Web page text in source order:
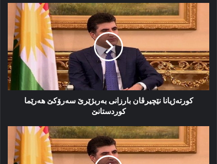
كورتەژیانا
نێچیرڤان
بارزانی
بەربژێرێ
سەرۆكێ
ھەرێما
كوردستانێ
كورتەژیانا نێچیرڤان بارزانی بەربژێرێ سەرۆكێ ھەرێما
كوردستانێ
نێچیرڤان
بارزانى
ناسناڤەک